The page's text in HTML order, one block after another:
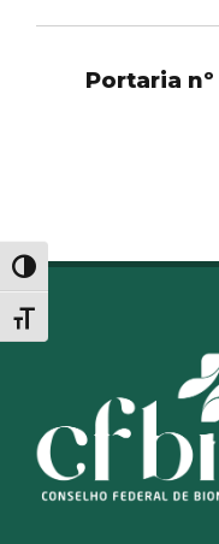
Alternar alto contraste
Alternar tamanho da fonte
Portaria